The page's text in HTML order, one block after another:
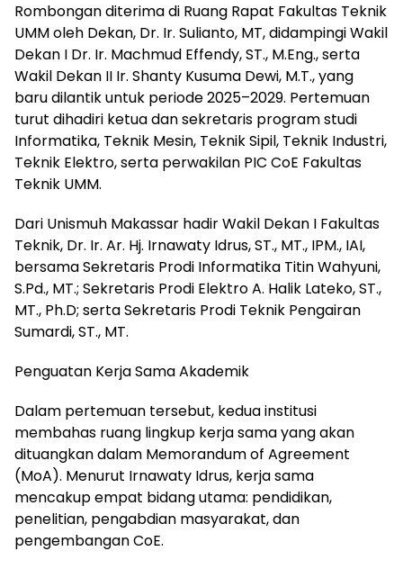
Rombongan diterima di Ruang Rapat Fakultas Teknik
UMM oleh Dekan, Dr. Ir. Sulianto, MT, didampingi Wakil
Dekan I Dr. Ir. Machmud Effendy, ST., M.Eng., serta
Wakil Dekan II Ir. Shanty Kusuma Dewi, M.T., yang
baru dilantik untuk periode 2025–2029. Pertemuan
turut dihadiri ketua dan sekretaris program studi
Informatika, Teknik Mesin, Teknik Sipil, Teknik Industri,
Teknik Elektro, serta perwakilan PIC CoE Fakultas
Teknik UMM.
Dari Unismuh Makassar hadir Wakil Dekan I Fakultas
Teknik, Dr. Ir. Ar. Hj. Irnawaty Idrus, ST., MT., IPM., IAI,
bersama Sekretaris Prodi Informatika Titin Wahyuni,
S.Pd., MT.; Sekretaris Prodi Elektro A. Halik Lateko, ST.,
MT., Ph.D; serta Sekretaris Prodi Teknik Pengairan
Sumardi, ST., MT.
Penguatan Kerja Sama Akademik
Dalam pertemuan tersebut, kedua institusi
membahas ruang lingkup kerja sama yang akan
dituangkan dalam Memorandum of Agreement
(MoA). Menurut Irnawaty Idrus, kerja sama
mencakup empat bidang utama: pendidikan,
penelitian, pengabdian masyarakat, dan
pengembangan CoE.